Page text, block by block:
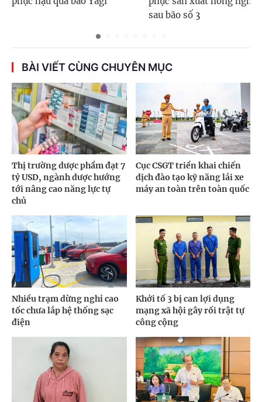
sau bão số 3
BÀI VIẾT CÙNG CHUYÊN MỤC
Thị trường dược phẩm đạt 7
tỷ USD, ngành dược hướng
tới nâng cao năng lực tự
chủ
Cục CSGT triển khai chiến
dịch đào tạo kỹ năng lái xe
máy an toàn trên toàn quốc
Nhiều trạm dừng nghỉ cao
tốc chưa lắp hệ thống sạc
điện
Khởi tố 3 bị can lợi dụng
mạng xã hội gây rối trật tự
công cộng